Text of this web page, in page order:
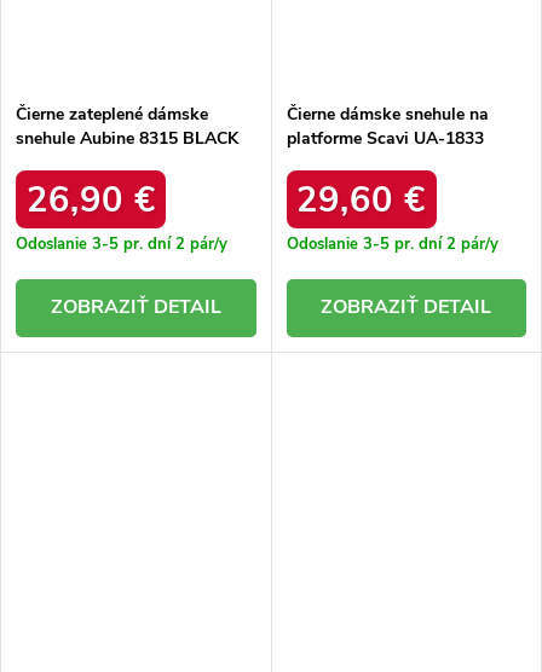
Čierne zateplené dámske
snehule Aubine 8315 BLACK
26,90 €
Odoslanie 3-5 pr. dní2 pár/y
DETAIL
Čierne dámske snehule na
platforme Scavi UA-1833
29,60 €
Odoslanie 3-5 pr. dní2 pár/y
DETAIL